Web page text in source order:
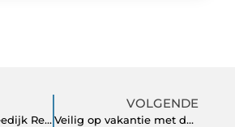
Blankenberge zeedijk Restaurant
VOLGENDE
Veilig op vakantie met de caravan